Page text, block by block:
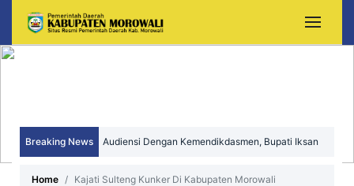
Breaking News Audiensi Dengan Kemendikdasmen, Bupati Iksan
Home Kajati Sulteng Kunker Di Kabupaten Morowali